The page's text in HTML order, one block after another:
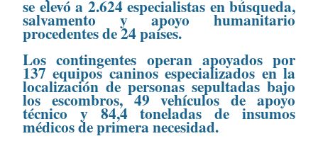
se elevó a 2.624 especialistas en búsqueda,
salvamento y apoyo humanitario
procedentes de 24 países.
Los contingentes operan apoyados por
137 equipos caninos especializados en la
localización de personas sepultadas bajo
los escombros, 49 vehículos de apoyo
técnico y 84,4 toneladas de insumos
médicos de primera necesidad.